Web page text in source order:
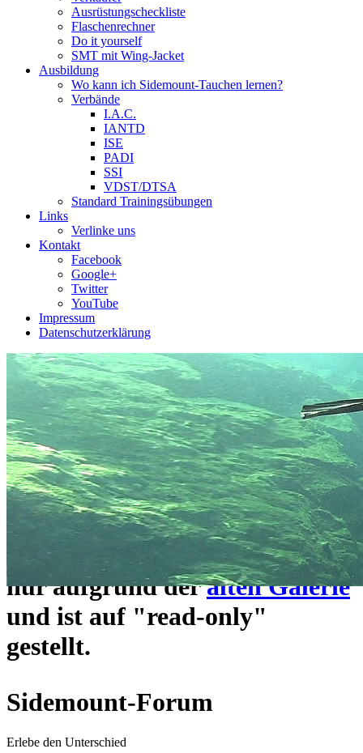
Ausrüstungscheckliste
Flaschenrechner
Do it yourself
SMT mit Wing-Jacket
Ausbildung
Wo kann ich Sidemount-Tauchen lernen?
Verbände
I.A.C.
IANTD
ISE
PADI
SSI
VDST/DTSA
Standard Trainingsübungen
Links
Verlinke uns
Kontakt
Facebook
Google+
Twitter
YouTube
Impressum
Datenschutzerklärung
Das Sidemount-Forum ist auf
ein neues Forensystem
umgezogen und wie gewohnt
unterhttps://www.sidemount-
forum.comerreichbar.
Das alte Forum hier existiert
nur aufgrund deralten Galerie
und ist auf "read-only"
gestellt.
Sidemount-Forum
Erlebe den Unterschied